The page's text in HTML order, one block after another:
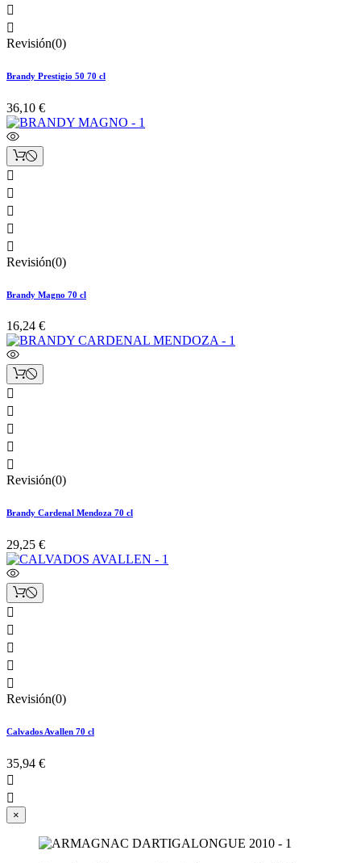


Revisión(0)
Brandy Prestigio 50 70 cl
36,10 €





Revisión(0)
Brandy Magno 70 cl
16,24 €





Revisión(0)
Brandy Cardenal Mendoza 70 cl
29,25 €





Revisión(0)
Calvados Avallen 70 cl
35,94 €


×